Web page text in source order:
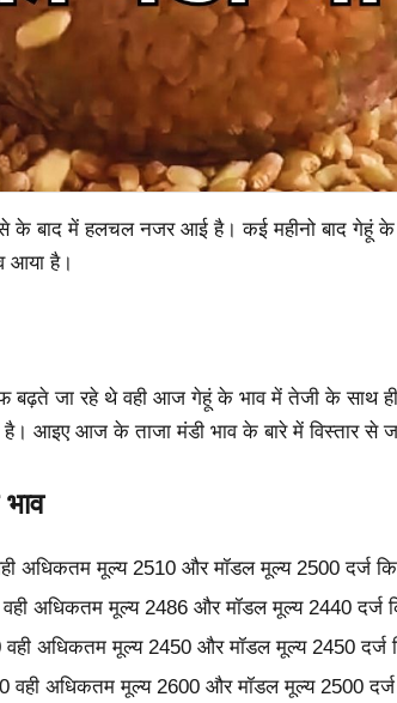
बाद में हलचल नजर आई है। कई महीनो बाद गेहूं के
आया है।
बढ़ते जा रहे थे वही आज गेहूं के भाव में तेजी के साथ
आइए आज के ताजा मंडी भाव के बारे में विस्तार से
अधिकतम मूल्य 2510 और मॉडल मूल्य 2500 दर्ज
अधिकतम मूल्य 2486 और मॉडल मूल्य 2440 दर्ज
वही अधिकतम मूल्य 2450 और मॉडल मूल्य 2450 दर्ज
वही अधिकतम मूल्य 2600 और मॉडल मूल्य 2500 दर्ज